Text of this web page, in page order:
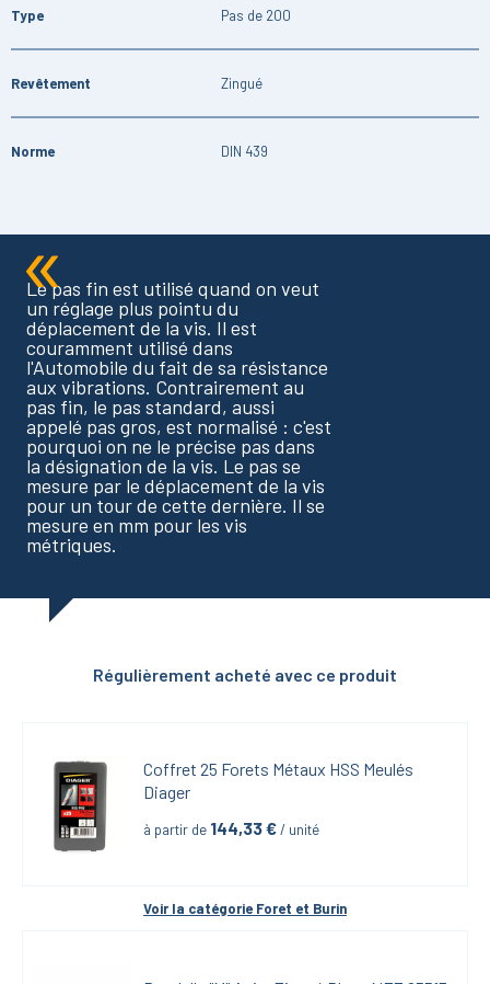
Type Pas de 200
Revêtement Zingué
Norme DIN 439
Le pas fin est utilisé quand on veut
un réglage plus pointu du
déplacement de la vis. Il est
couramment utilisé dans
l'Automobile du fait de sa résistance
aux vibrations. Contrairement au
pas fin, le pas standard, aussi
appelé pas gros, est normalisé : c'est
pourquoi on ne le précise pas dans
la désignation de la vis. Le pas se
mesure par le déplacement de la vis
pour un tour de cette dernière. Il se
mesure en mm pour les vis
métriques.
Régulièrement acheté avec ce produit
Coffret 25 Forets Métaux HSS Meulés
Diager
à partir de 144,33 € / unité
Voir la catégorie Foret et Burin